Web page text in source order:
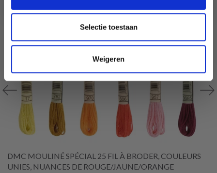
Selectie toestaan
Weigeren
DMC MOULINÉ SPÉCIAL 25 FIL À BRODER, COULEURS
UNIES, NUANCES DE ROUGE/JAUNE/ORANGE